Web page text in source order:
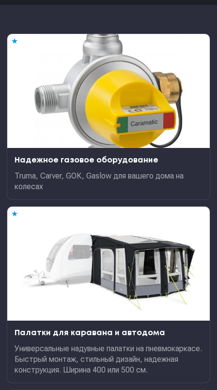
★
Надежное газовое оборудование
Truma, Carver, GOK, Gaslow для вашего дома на
колесах
★
Палатки для каравана и автодома
Универсальные надувные палатки на пневмокаркасе.
Быстрый монтаж, стильный дизайн, надежная
конструкция. Ширина 400 или 500 см.